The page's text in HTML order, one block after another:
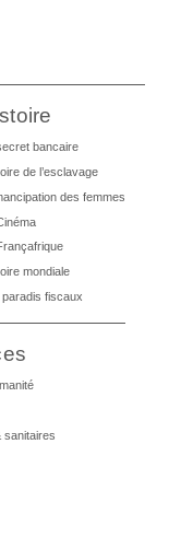
bancaire
de l’esclavage
des femmes
mondiale
paradis fiscaux
sanitaires